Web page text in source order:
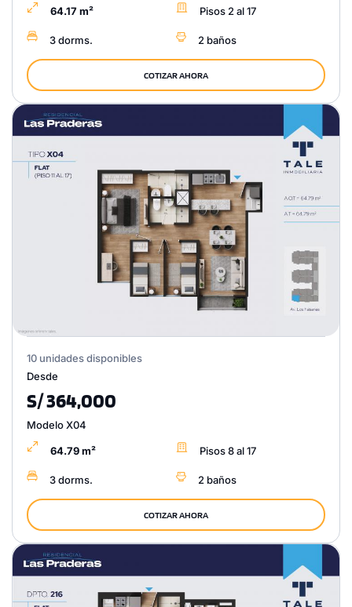
64.17 m² Pisos 2 al 17
3 dorms. 2 baños
COTIZAR AHORA
10 unidades disponibles
Desde
S/ 364,000
Modelo X04
64.79 m² Pisos 8 al 17
3 dorms. 2 baños
COTIZAR AHORA